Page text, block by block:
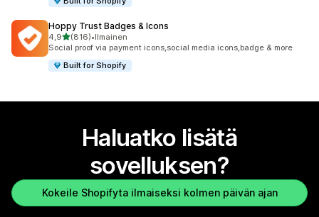
Hoppy Trust Badges & Icons
4,9/ 5 tähteä
(816)
816 arvostelua yhteensä
•Ilmainen
Social proof via payment icons,social media icons,badge & more
Built for Shopify
Haluatko lisätä
sovelluksen?
Kokeile Shopifyta ilmaiseksi kolmen päivän ajan